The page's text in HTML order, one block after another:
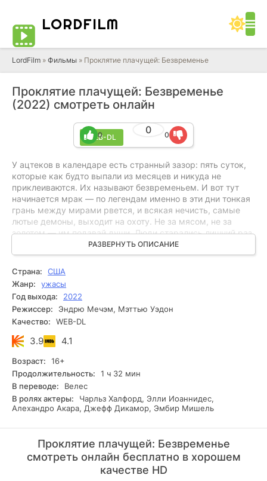
LORDFILM
LordFilm » Фильмы » Проклятие плачущей: Безвременье
Проклятие плачущей: Безвременье
(2022) смотреть онлайн
WEB-DL
0
0 0
У ацтеков в календаре есть странный зазор: пять суток,
которые как будто выпали из месяцев и никуда не
приклеиваются. Их называют безвременьем. И вот тут
начинается мрак — по легендам именно в эти дни тонкая
грань между мирами рвется, и всякая нечисть, самые
лютые демоны, выходит на охоту. Не за мясом, не за
золотом — им подавай души. Люди старались лишний раз
не высовываться, шептались, жгли огонь, ждали конца. Но
просто переждать не получится. Говорят, спастись можно
только если понять, чего они на самом деле добиваются.
РАЗВЕРНУТЬ ОПИСАНИЕ
Страна:
США
Жанр:
ужасы
Год выхода:
2022
Режиссер:
Эндрю Мечэм, Мэттью Уэдон
Качество:
WEB-DL
3.9 4.1
Возраст:
16+
Продолжительность:
1 ч 32 мин
В переводе:
Велес
В ролях актеры:
Чарльз Халфорд, Элли Иоаннидес,
Алехандро Акара, Джефф Дикамор, Эмбир Мишель
Проклятие плачущей: Безвременье
смотреть онлайн бесплатно в хорошем
качестве HD